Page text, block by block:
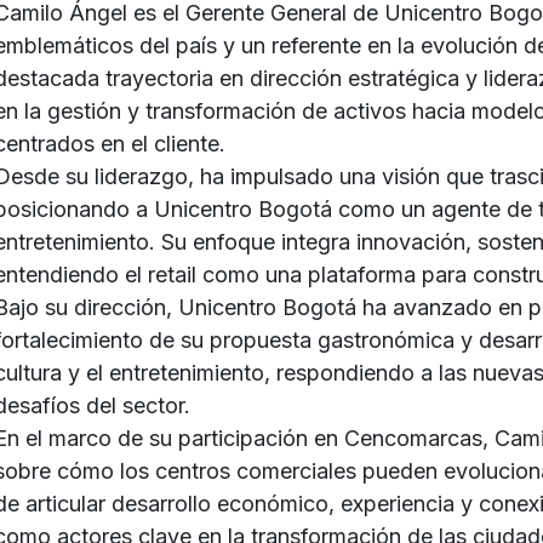
Ángel es el Gerente General de Unicentro
del país y un referente en la evolución
trayectoria en dirección estratégica y
la gestión y transformación de activos hacia
en el cliente.
su liderazgo, ha impulsado una visión que
a Unicentro Bogotá como un agente de
Su enfoque integra innovación,
el retail como una plataforma para
su dirección, Unicentro Bogotá ha avanzado en
de su propuesta gastronómica y
y el entretenimiento, respondiendo a las
del sector.
el marco de su participación en Cencomarcas,
cómo los centros comerciales pueden
articular desarrollo económico, experiencia y
actores clave en la transformación de las